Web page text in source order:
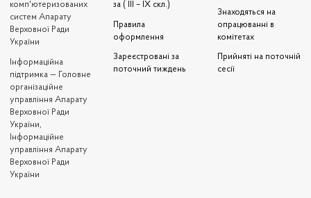
комп'ютеризованих
систем Апарату
Верховної Ради
України
Iнформаційна
підтримка — Головне
організаційне
управління Апарату
Верховної Ради
України,
Інформаційне
управління Апарату
Верховної Ради
України
за ( III – IX скл.)
Правила
оформлення
Зареєстровані за
поточний тиждень
Знаходяться на
опрацюванні в
комітетах
Прийняті на поточній
сесії